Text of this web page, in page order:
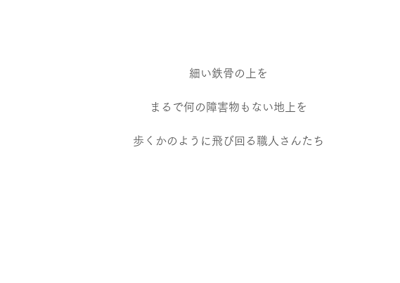
細い鉄骨の上を
まるで何の障害物もない地上を
歩くかのように飛び回る職人さんたち